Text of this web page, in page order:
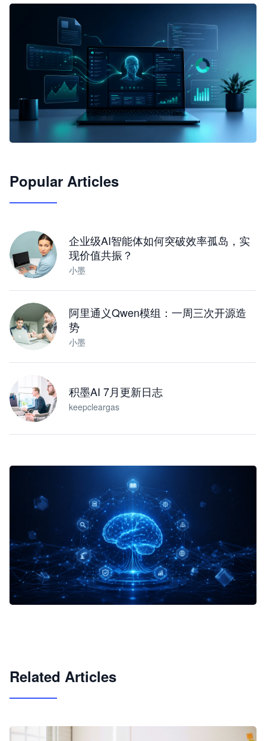
JimoClaw 桌面 AI Agent 工作台
Popular Articles
企业级AI智能体如何突破效率孤岛，实
现价值共振？
小墨
阿里通义Qwen模组：一周三次开源造
势
小墨
积墨AI 7月更新日志
keepcleargas
Related Articles